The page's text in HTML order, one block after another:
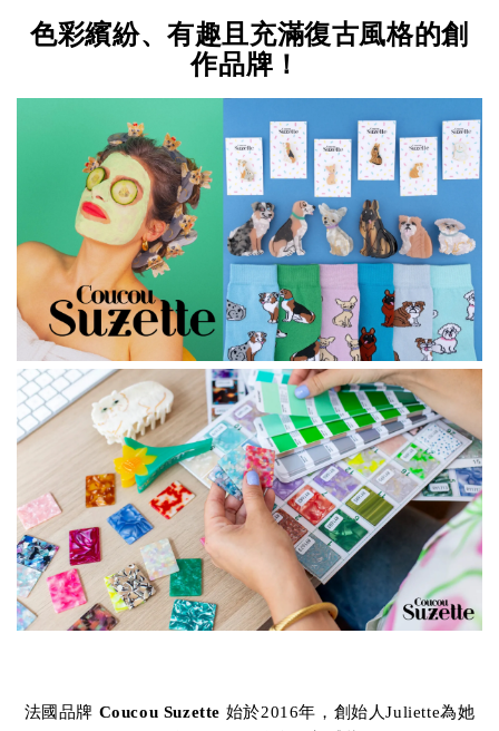
色彩繽紛、有趣且充滿復古風格的創
作品牌！
法國品牌 Coucou Suzette 始於2016年，創始人Juliette為她